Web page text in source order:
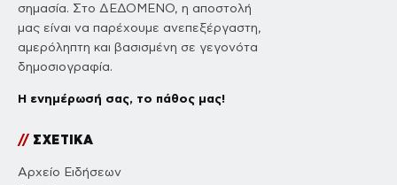
σημασία. Στο ΔΕΔΟΜΕΝΟ, η αποστολή
μας είναι να παρέχουμε ανεπεξέργαστη,
αμερόληπτη και βασισμένη σε γεγονότα
δημοσιογραφία.
Η ενημέρωσή σας, το πάθος μας!
//ΣΧΕΤΙΚΑ
Αρχείο Ειδήσεων